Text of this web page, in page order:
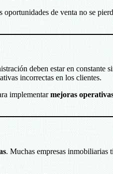
de venta no se
deben estar en constante
incorrectas en los clientes.
implementarmejoras
. Muchas empresas inmobiliarias